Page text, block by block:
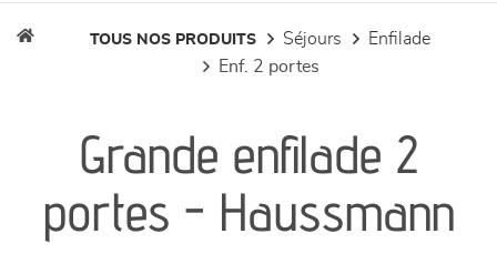
séjours
meubles de complément
TOUS NOS PRODUITS séjours
enfilade
enf. 2 portes
Grande enfilade 2
portes - Haussmann